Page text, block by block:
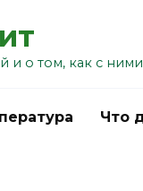
и о том, как с
Что